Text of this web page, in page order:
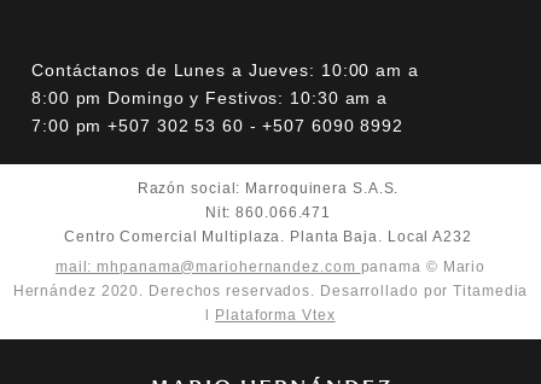
Contáctanos de Lunes a Jueves: 10:00 am a
8:00 pm Domingo y Festivos: 10:30 am a
7:00 pm +507 302 53 60 - +507 6090 8992
Razón social: Marroquinera S.A.S.
Nit: 860.066.471
Centro Comercial Multiplaza. Planta Baja. Local A232
mail: mhpanama@mariohernandez.com panama © Mario
Hernández 2020. Derechos reservados. Desarrollado por Titamedia
Plataforma Vtex